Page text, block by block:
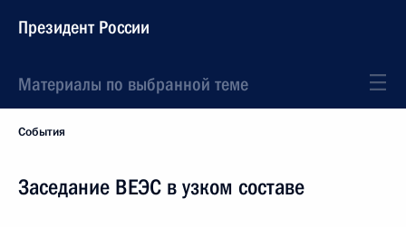
Президент России
Материалы по выбранной теме
События
Заседание ВЕЭС в узком составе